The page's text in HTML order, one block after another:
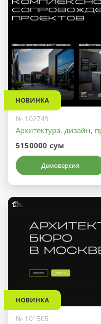
НОВИНКА
№ 102749
Архитектура, дизайн,
5150000 сум
Демоверсия
НОВИНКА
№ 101505